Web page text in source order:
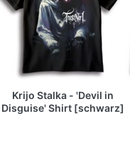
Krijo Stalka - 'Devil in
Disguise' Shirt [schwarz]